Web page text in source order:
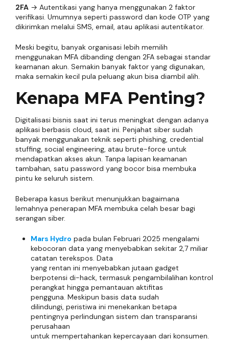
2FA → Autentikasi yang hanya menggunakan 2 faktor
verifikasi. Umumnya seperti password dan kode OTP yang
dikirimkan melalui SMS, email, atau aplikasi autentikator.
Meski begitu, banyak organisasi lebih memilih
menggunakan MFA dibanding dengan 2FA sebagai standar
keamanan akun. Semakin banyak faktor yang digunakan,
maka semakin kecil pula peluang akun bisa diambil alih.
Kenapa MFA Penting?
Digitalisasi bisnis saat ini terus meningkat dengan adanya
aplikasi berbasis cloud, saat ini. Penjahat siber sudah
banyak menggunakan teknik seperti phishing, credential
stuffing, social engineering, atau brute-force untuk
mendapatkan akses akun. Tanpa lapisan keamanan
tambahan, satu password yang bocor bisa membuka
pintu ke seluruh sistem.
Beberapa kasus berikut menunjukkan bagaimana
lemahnya penerapan MFA membuka celah besar bagi
serangan siber.
Mars Hydro pada bulan Februari 2025 mengalami
kebocoran data yang menyebabkan sekitar 2,7 miliar
catatan terekspos. Data
yang rentan ini menyebabkan jutaan gadget
berpotensi di-hack, termasuk pengambilalihan kontrol
perangkat hingga pemantauan aktifitas
pengguna. Meskipun basis data sudah
dilindungi, peristiwa ini menekankan betapa
pentingnya perlindungan sistem dan transparansi
perusahaan
untuk mempertahankan kepercayaan dari konsumen.